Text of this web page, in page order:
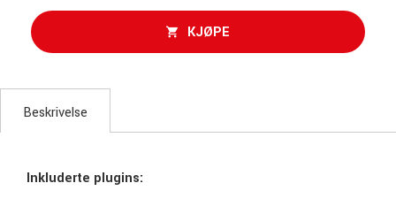
KJØPE
Beskrivelse
Inkluderte plugins: